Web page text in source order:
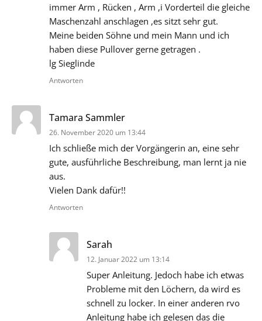
immer Arm , Rücken , Arm ,i Vorderteil die gleiche
Maschenzahl anschlagen ,es sitzt sehr gut.
Meine beiden Söhne und mein Mann und ich
haben diese Pullover gerne getragen .
lg Sieglinde
Antworten
Tamara Sammler
26. November 2020 um 13:44
Ich schließe mich der Vorgängerin an, eine sehr
gute, ausführliche Beschreibung, man lernt ja nie
aus.
Vielen Dank dafür!!
Antworten
Sarah
12. Januar 2022 um 13:14
Super Anleitung. Jedoch habe ich etwas
Probleme mit den Löchern, da wird es
schnell zu locker. In einer anderen rvo
Anleitung habe ich gelesen das die